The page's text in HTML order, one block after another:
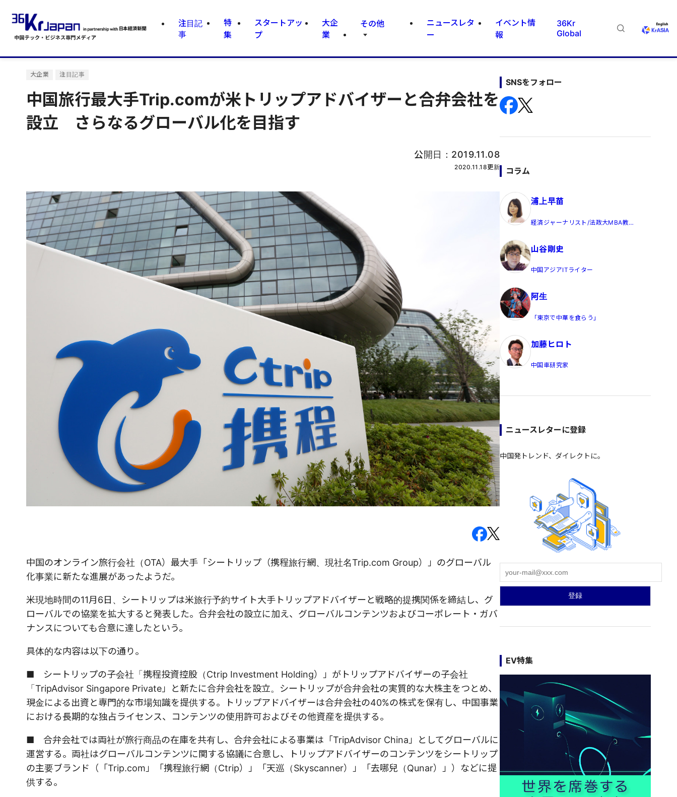
注目記
事
特
集
スタートアッ
プ
大企
業
その他
ニュースレタ
ー
イベント情
報
36Kr
Global
大企業 注目記事
中国旅行最大手Trip.comが米トリップアドバイザーと合弁会社を
設立 さらなるグローバル化を目指す
公開日： 2019.11.08
2020.11.18更新
中国のオンライン旅行会社（OTA）最大手「シートリップ（携程旅行網、現社名Trip.com Group）」のグローバル
化事業に新たな進展があったようだ。
米現地時間の11月6日、シートリップは米旅行予約サイト大手トリップアドバイザーと戦略的提携関係を締結し、グ
ローバルでの協業を拡大すると発表した。合弁会社の設立に加え、グローバルコンテンツおよびコーポレート・ガバ
ナンスについても合意に達したという。
具体的な内容は以下の通り。
■ シートリップの子会社「携程投資控股（Ctrip Investment Holding）」がトリップアドバイザーの子会社
「TripAdvisor Singapore Private」と新たに合弁会社を設立。シートリップが合弁会社の実質的な大株主をつとめ、
現金による出資と専門的な市場知識を提供する。トリップアドバイザーは合弁会社の40%の株式を保有し、中国事業
における長期的な独占ライセンス、コンテンツの使用許可およびその他資産を提供する。
■ 合弁会社では両社が旅行商品の在庫を共有し、合弁会社による事業は「TripAdvisor China」としてグローバルに
運営する。両社はグローバルコンテンツに関する協議に合意し、トリップアドバイザーのコンテンツをシートリップ
の主要ブランド（「Trip.com」「携程旅行網（Ctrip）」「天巡（Skyscanner）」「去哪兒（Qunar）」）などに提
供する。
SNSをフォロー
コラム
浦上早苗
経済ジャーナリスト/法政大MBA教
山谷剛史
中国アジアITライター
阿生
「東京で中華を食らう」
加藤ヒロト
中国車研究家
ニュースレターに登録
中国発トレンド、ダイレクトに。
EV特集